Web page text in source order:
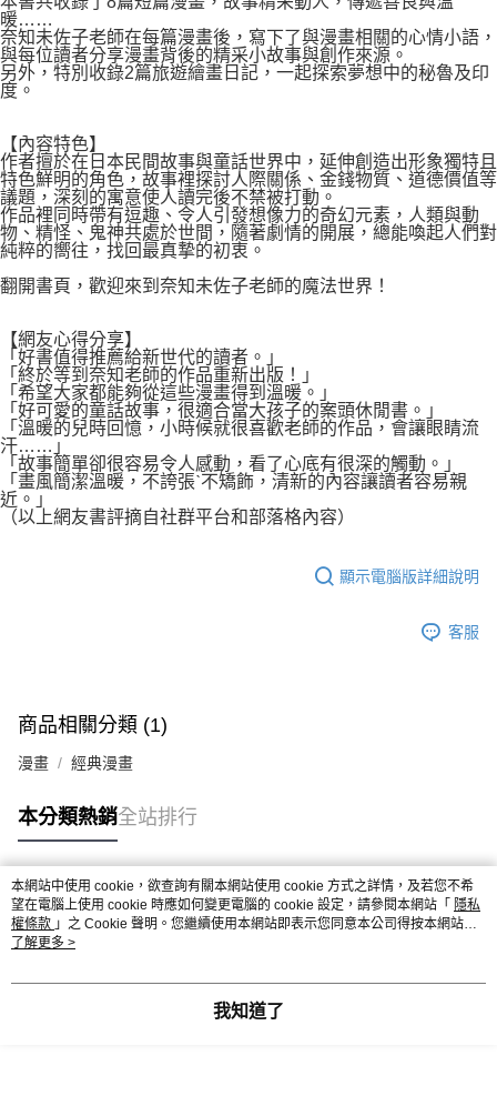
暖……
奈知未佐子老師在每篇漫畫後，寫下了與漫畫相關的心情小語，
與每位讀者分享漫畫背後的精采小故事與創作來源。
另外，特別收錄2篇旅遊繪畫日記，一起探索夢想中的秘魯及印
度。
【內容特色】
作者擅於在日本民間故事與童話世界中，延伸創造出形象獨特且
特色鮮明的角色，故事裡探討人際關係、金錢物質、道德價值等
議題，深刻的寓意使人讀完後不禁被打動。
作品裡同時帶有逗趣、令人引發想像力的奇幻元素，人類與動
物、精怪、鬼神共處於世間，隨著劇情的開展，總能喚起人們對
純粹的嚮往，找回最真摯的初衷。
翻開書頁，歡迎來到奈知未佐子老師的魔法世界！
【網友心得分享】
「好書值得推薦給新世代的讀者。」
「終於等到奈知老師的作品重新出版！」
「希望大家都能夠從這些漫畫得到溫暖。」
「好可愛的童話故事，很適合當大孩子的案頭休閒書。」
「溫暖的兒時回憶，小時候就很喜歡老師的作品，會讓眼睛流
汗……」
「故事簡單卻很容易令人感動，看了心底有很深的觸動。」
「畫風簡潔溫暖，不誇張ˋ不矯飾，清新的內容讓讀者容易親
近。」
（以上網友書評摘自社群平台和部落格內容）
顯示電腦版詳細說明
客服
商品相關分類 (1)
漫畫 經典漫畫
本分類熱銷全站排行
熱門標籤
本網站中使用 cookie，欲查詢有關本網站使用 cookie 方式之詳情，及若您不希
望在電腦上使用 cookie 時應如何變更電腦的 cookie 設定，請參閱本網站「 隱私
權條款 」之 Cookie 聲明。您繼續使用本網站即表示您同意本公司得按本網站使
用條款之 Cookie 聲明使用 cookie。
了解更多 >
我知道了